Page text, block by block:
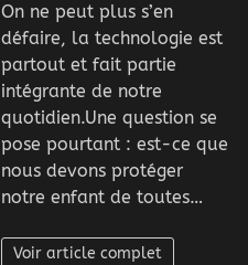
On ne peut plus s’en
défaire, la technologie est
partout et fait partie
intégrante de notre
quotidien.Une question se
pose pourtant : est-ce que
nous devons protéger
notre enfant de toutes…
Voir article complet